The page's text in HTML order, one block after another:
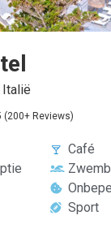
(200+ Reviews)
Café
Sport